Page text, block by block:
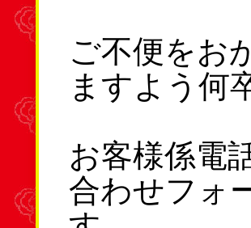
ご不便をお
ますよう何
お客様係電
合わせフォ